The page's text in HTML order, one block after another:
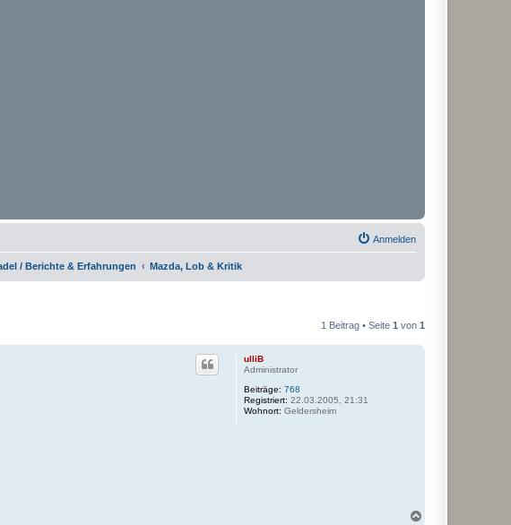
Anmelden
/ Berichte & Erfahrungen Mazda, Lob & Kritik
1 Beitrag • Seite 1 von 1
ulliB
Administrator
Beiträge: 768
Registriert: 22.03.2005, 21:31
Wohnort: Geldersheim